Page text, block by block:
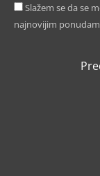
Slažem se da se
najnovijim